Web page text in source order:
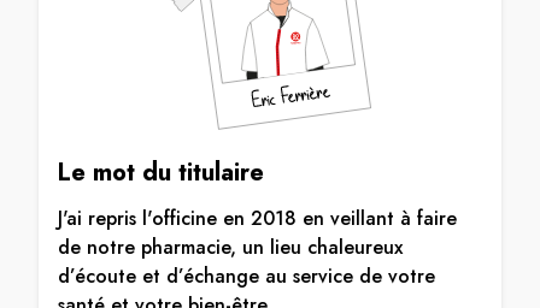
Le mot du titulaire
J'ai repris l'officine en 2018 en veillant à faire
de notre pharmacie, un lieu chaleureux
d’écoute et d’échange au service de votre